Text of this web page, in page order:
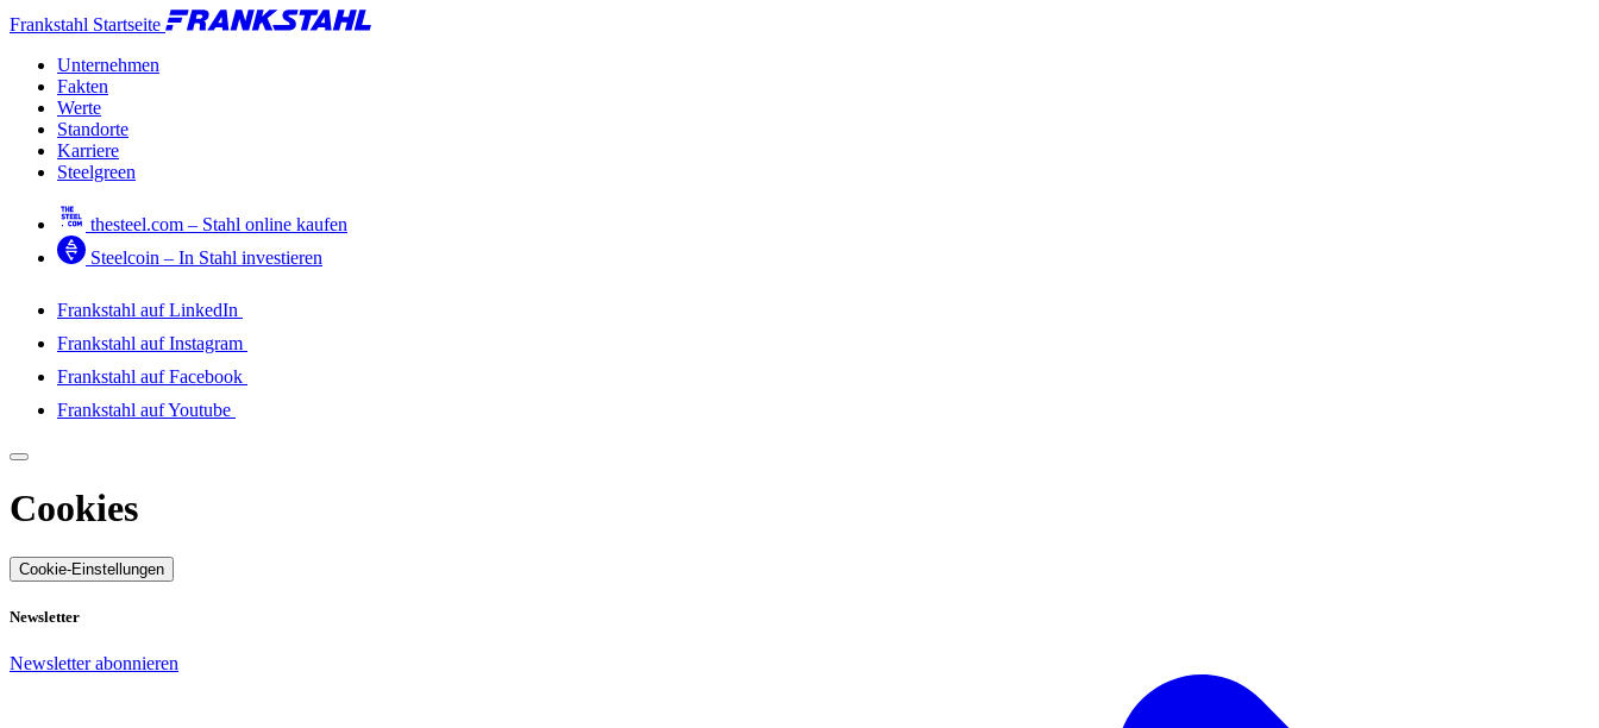
Frankstahl Startseite
Unternehmen
Fakten
Werte
Standorte
Karriere
Steelgreen
thesteel.com – Stahl online kaufen
Steelcoin – In Stahl investieren
Frankstahl auf LinkedIn
Frankstahl auf Instagram
Frankstahl auf Facebook
Frankstahl auf Youtube
Cookies
Cookie-Einstellungen
Newsletter
Newsletter abonnieren